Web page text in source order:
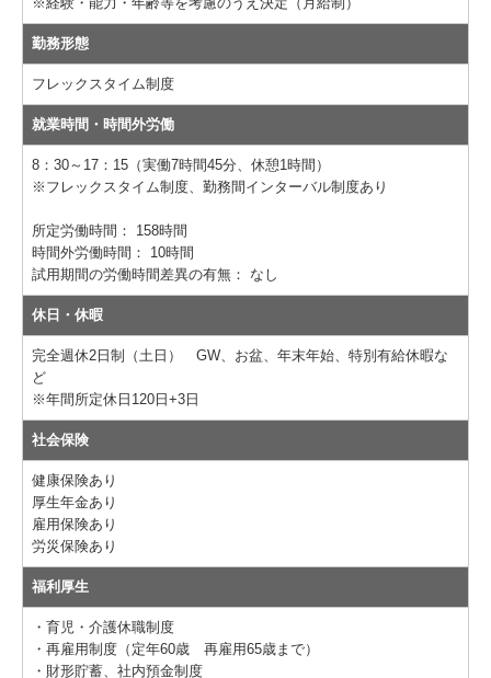
勤務形態
フレックスタイム制度
就業時間・時間外労働
8：30～17：15（実働7時間45分、休憩1時間）
※フレックスタイム制度、勤務間インターバル制度あり
所定労働時間： 158時間
時間外労働時間： 10時間
試用期間の労働時間差異の有無： なし
休日・休暇
完全週休2日制（土日） GW、お盆、年末年始、特別有給休暇な
ど
※年間所定休日120日+3日
社会保険
健康保険あり
厚生年金あり
雇用保険あり
労災保険あり
福利厚生
・育児・介護休職制度
・再雇用制度（定年60歳 再雇用65歳まで）
・財形貯蓄、社内預金制度